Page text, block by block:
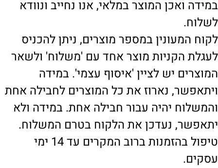
במידה ואכן המוצר במלאי, אנו נחייב ונוודא
לשלוח.
לקוח המעונין במספר מוצרים, ניתן להכניס
לעגלת הקניות מוצר אחד עם 'משלוח' ולשאר
המוצרים יש לציין 'איסוף עצמי'. במידה
ויתאפשר, נארוז את כל המוצרים לחבילה אחת
והמשלוח יהיה עבור חבילה אחת. במידה ולא
יתאפשר, נעדכן את הלקוח בטרם המשלוח.
טיפול בהזמנות ברוב המקרים עד 14 ימי
עסקים.